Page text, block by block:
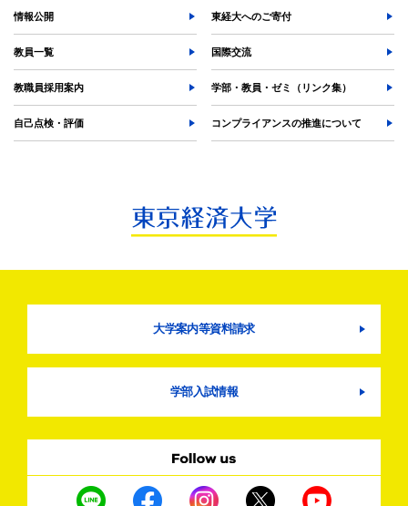
情報公開 東経大へのご寄付
教員一覧 国際交流
教職員採用案内 学部・教員・ゼミ（リンク集）
自己点検・評価 コンプライアンスの推進について
大学案内等資料請求
学部入試情報